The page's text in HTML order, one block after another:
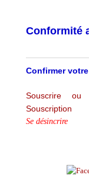
Conformité
Confirmer
Souscrire ou
Souscription
Se désincrire